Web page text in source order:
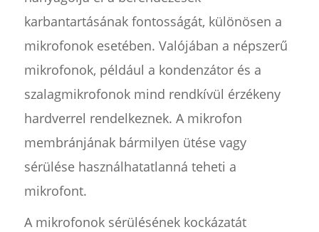
karbantartásának fontosságát, különösen a
mikrofonok esetében. Valójában a népszerű
mikrofonok, például a kondenzátor és a
szalagmikrofonok mind rendkívül érzékeny
hardverrel rendelkeznek. A mikrofon
membránjának bármilyen ütése vagy
sérülése használhatatlanná teheti a
mikrofont.
A mikrofonok sérülésének kockázatát